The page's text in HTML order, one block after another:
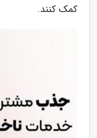
کمک کنند.